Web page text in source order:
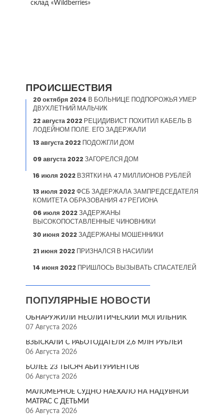
склад «Wildberries»
ПРОИСШЕСТВИЯ
20 октября 2024 В БОЛЬНИЦЕ ПОДПОРОЖЬЯ УМЕР
ДВУХЛЕТНИЙ МАЛЬЧИК
22 августа 2022 РЕЦИДИВИСТ ПОХИТИЛ КАБЕЛЬ В
ЛОДЕЙНОМ ПОЛЕ. ЕГО ЗАДЕРЖАЛИ
13 августа 2022 ПОДОЖГЛИ ДОМ
09 августа 2022ЗАГОРЕЛСЯ ДОМ
16 июля 2022 ВЗЯТКИ НА 47 МИЛЛИОНОВ РУБЛЕЙ
13 июля 2022ФСБ ЗАДЕРЖАЛА ЗАМПРЕДСЕДАТЕЛЯ
КОМИТЕТА ОБРАЗОВАНИЯ 47 РЕГИОНА
06 июля 2022ЗАДЕРЖАНЫ
ВЫСОКОПОСТАВЛЕННЫЕ ЧИНОВНИКИ
30 июня 2022ЗАДЕРЖАНЫ МОШЕННИКИ
21 июня 2022 ПРИЗНАЛСЯ В НАСИЛИИ
14 июня 2022 ПРИШЛОСЬ ВЫЗЫВАТЬ СПАСАТЕЛЕЙ
ПОПУЛЯРНЫЕ НОВОСТИ
ОБНАРУЖИЛИ НЕОЛИТИЧЕСКИЙ МОГИЛЬНИК
07 Августа 2026
ВЗЫСКАЛИ С РАБОТОДАТЕЛЯ 2,6 МЛН РУБЛЕЙ
06 Августа 2026
БОЛЕЕ 23 ТЫСЯЧ АБИТУРИЕНТОВ
06 Августа 2026
МАЛОМЕРНОЕ СУДНО НАЕХАЛО НА НАДУВНОЙ
МАТРАС С ДЕТЬМИ
06 Августа 2026